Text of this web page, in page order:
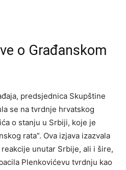
o Građanskom
predsjednica Skupštine
se na tvrdnje hrvatskog
o stanju u Srbiji, koje je
rata”. Ova izjava izazvala
unutar Srbije, ali i šire,
Plenkovićevu tvrdnju kao